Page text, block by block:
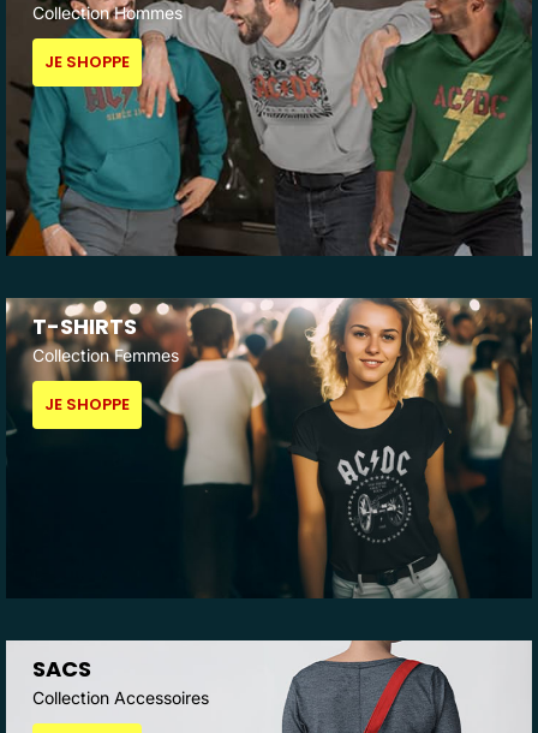
Collection Hommes
JE SHOPPE
T-SHIRTS
Collection Femmes
JE SHOPPE
SACS
Collection Accessoires